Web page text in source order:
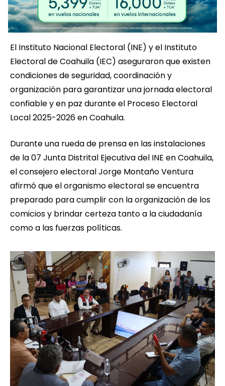
El Instituto Nacional Electoral (INE) y el Instituto
Electoral de Coahuila (IEC) aseguraron que existen
condiciones de seguridad, coordinación y
organización para garantizar una jornada electoral
confiable y en paz durante el Proceso Electoral
Local 2025-2026 en Coahuila.
Durante una rueda de prensa en las instalaciones
de la 07 Junta Distrital Ejecutiva del INE en Coahuila,
el consejero electoral Jorge Montaño Ventura
afirmó que el organismo electoral se encuentra
preparado para cumplir con la organización de los
comicios y brindar certeza tanto a la ciudadanía
como a las fuerzas políticas.